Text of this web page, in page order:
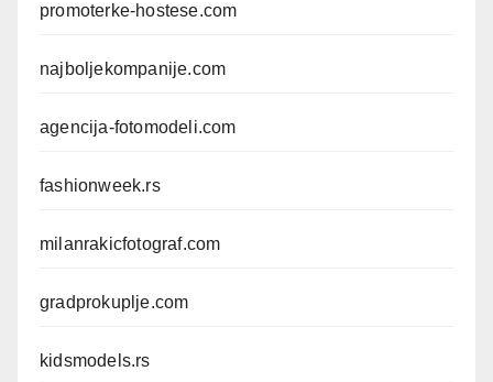
promoterke-hostese.com
najboljekompanije.com
agencija-fotomodeli.com
fashionweek.rs
milanrakicfotograf.com
gradprokuplje.com
kidsmodels.rs